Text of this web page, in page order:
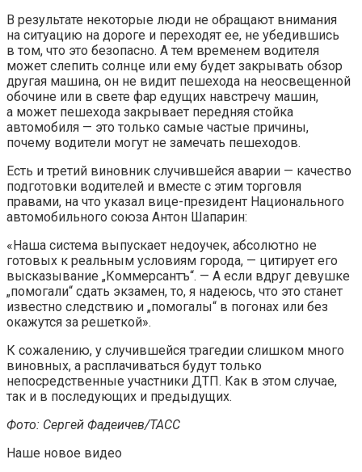
В результате некоторые люди не обращают внимания
на ситуацию на дороге и переходят ее, не убедившись
в том, что это безопасно. А тем временем водителя
может слепить солнце или ему будет закрывать обзор
другая машина, он не видит пешехода на неосвещенной
обочине или в свете фар едущих навстречу машин,
а может пешехода закрывает передняя стойка
автомобиля — это только самые частые причины,
почему водители могут не замечать пешеходов.
Есть и третий виновник случившейся аварии — качество
подготовки водителей и вместе с этим торговля
правами, на что указал вице-президент Национального
автомобильного союза Антон Шапарин:
«Наша система выпускает недоучек, абсолютно не
готовых к реальным условиям города, — цитирует его
высказывание „Коммерсантъ“. — А если вдруг девушке
„помогали“ сдать экзамен, то, я надеюсь, что это станет
известно следствию и „помогалы“ в погонах или без
окажутся за решеткой».
К сожалению, у случившейся трагедии слишком много
виновных, а расплачиваться будут только
непосредственные участники ДТП. Как в этом случае,
так и в последующих и предыдущих.
Фото: Сергей Фадеичев/ТАСС
Наше новое видео